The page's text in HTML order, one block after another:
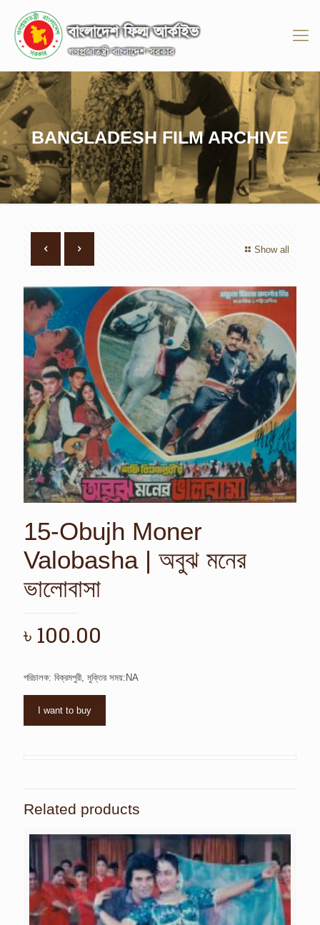
BANGLADESH FILM ARCHIVE
Show all
15-Obujh Moner
Valobasha | অবুঝ মনের
ভালোবাসা
৳ 100.00
পরিচালক: বিক্রমপুরী, মুক্তির সময়:NA
I want to buy
Related products